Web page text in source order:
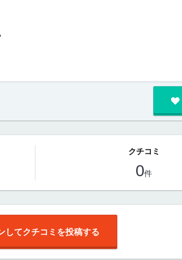
クチコミ
0件
してクチコミを投稿する